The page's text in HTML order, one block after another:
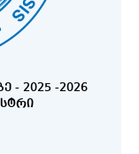
- 2025 -2026